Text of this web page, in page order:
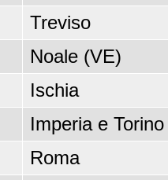
Treviso
Noale (VE)
Ischia
Imperia e Torino
Roma